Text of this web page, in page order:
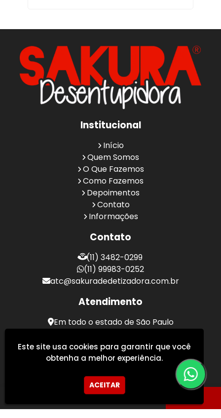
Institucional
Início
Quem Somos
O Que Fazemos
Como Fazemos
Depoimentos
Contato
Informações
Contato
(11) 3482-0299
(11) 99983-0252
atc@sakuradedetizadora.com.br
Atendimento
Em todo o estado de São Paulo
Este site usa cookies para garantir que você
obtenha a melhor experiência.
ACEITAR